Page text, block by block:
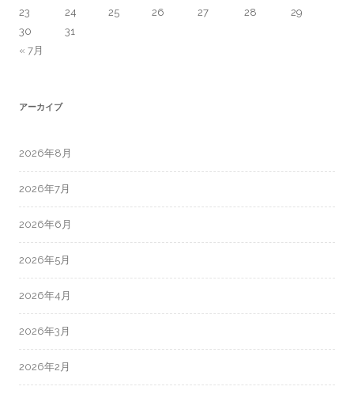
« 7月
23
24 25 26 27 28
29
30
31
アーカイブ
2026年8月
2026年7月
2026年6月
2026年5月
2026年4月
2026年3月
2026年2月